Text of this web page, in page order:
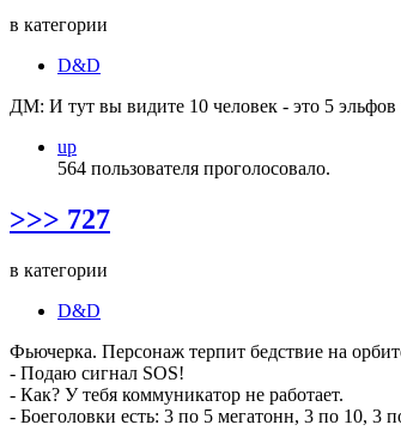
в категории
D&D
ДМ: И тут вы видите 10 человек - это 5 эльфов
up
564 пользователя проголосовало.
>>> 727
в категории
D&D
Фьючерка. Персонаж терпит бедствие на
- Подаю сигнал SOS!
- Как? У тебя коммуникатор не работает.
- Боеголовки есть: 3 по 5 мегатонн, 3 по 10, 3